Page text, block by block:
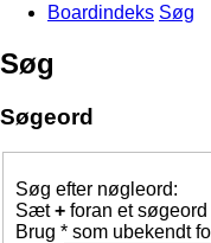
Boardindeks Søg
Søg
Søgeord
Søg efter nøgleord:
Sæt+ foran et
Brug * som ubekendt